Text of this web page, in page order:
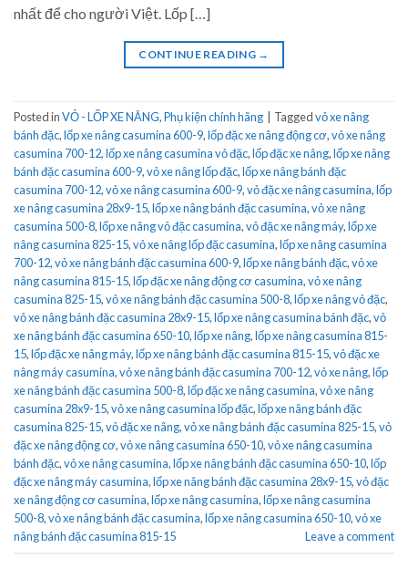
nhất để cho người Việt. Lốp […]
CONTINUE READING →
Posted inVỎ - LỐP XE NÂNG,Phụ kiện chính hãng Taggedvỏ xe nâng
bánh đặc,lốp xe nâng casumina 600-9,lốp đặc xe nâng động cơ,vỏ xe nâng
casumina 700-12,lốp xe nâng casumina vỏ đặc,lốp đặc xe nâng,lốp xe nâng
bánh đặc casumina 600-9,vỏ xe nâng lốp đặc,lốp xe nâng bánh đặc
casumina 700-12,vỏ xe nâng casumina 600-9,vỏ đặc xe nâng casumina,lốp
xe nâng casumina 28x9-15,lốp xe nâng bánh đặc casumina,vỏ xe nâng
casumina 500-8,lốp xe nâng vỏ đặc casumina,vỏ đặc xe nâng máy,lốp xe
nâng casumina 825-15,vỏ xe nâng lốp đặc casumina,lốp xe nâng casumina
700-12,vỏ xe nâng bánh đặc casumina 600-9,lốp xe nâng bánh đặc,vỏ xe
nâng casumina 815-15,lốp đặc xe nâng động cơ casumina,vỏ xe nâng
casumina 825-15,vỏ xe nâng bánh đặc casumina 500-8,lốp xe nâng vỏ đặc,
vỏ xe nâng bánh đặc casumina 28x9-15,lốp xe nâng casumina bánh đặc,vỏ
xe nâng bánh đặc casumina 650-10,lốp xe nâng,lốp xe nâng casumina 815-
15,lốp đặc xe nâng máy,lốp xe nâng bánh đặc casumina 815-15,vỏ đặc xe
nâng máy casumina,vỏ xe nâng bánh đặc casumina 700-12,vỏ xe nâng,lốp
xe nâng bánh đặc casumina 500-8,lốp đặc xe nâng casumina,vỏ xe nâng
casumina 28x9-15,vỏ xe nâng casumina lốp đặc,lốp xe nâng bánh đặc
casumina 825-15,vỏ đặc xe nâng,vỏ xe nâng bánh đặc casumina 825-15,vỏ
đặc xe nâng động cơ,vỏ xe nâng casumina 650-10,vỏ xe nâng casumina
bánh đặc,vỏ xe nâng casumina,lốp xe nâng bánh đặc casumina 650-10,lốp
đặc xe nâng máy casumina,lốp xe nâng bánh đặc casumina 28x9-15,vỏ đặc
xe nâng động cơ casumina,lốp xe nâng casumina,lốp xe nâng casumina
500-8,vỏ xe nâng bánh đặc casumina,lốp xe nâng casumina 650-10,vỏ xe
nâng bánh đặc casumina 815-15
Leave a comment